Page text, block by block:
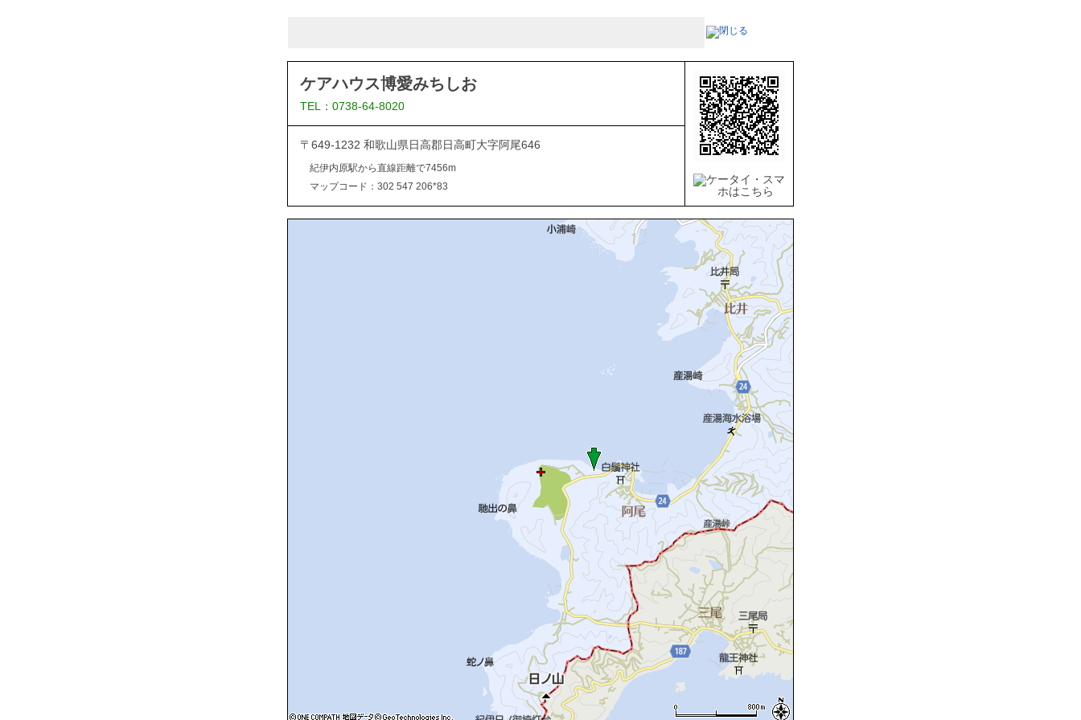
ケアハウス博愛みちしお
TEL：0738-64-8020
〒649-1232 和歌山県日高郡日高町大字阿尾646
紀伊内原駅から直線距離で7456m
マップコード：302 547 206*83